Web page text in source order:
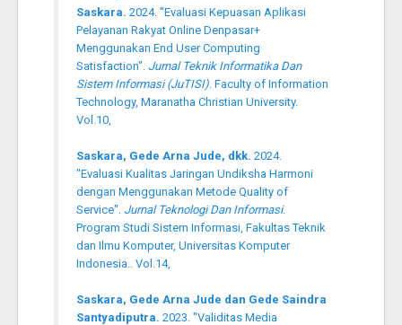
Saskara. 2024. "Evaluasi Kepuasan Aplikasi
Pelayanan Rakyat Online Denpasar+
Menggunakan End User Computing
Satisfaction". Jurnal Teknik Informatika Dan
Sistem Informasi (JuTISI). Faculty of Information
Technology, Maranatha Christian University.
Vol.10,
Saskara, Gede Arna Jude, dkk. 2024.
"Evaluasi Kualitas Jaringan Undiksha Harmoni
dengan Menggunakan Metode Quality of
Service". Jurnal Teknologi Dan Informasi.
Program Studi Sistem Informasi, Fakultas Teknik
dan Ilmu Komputer, Universitas Komputer
Indonesia.. Vol.14,
Saskara, Gede Arna Jude dan Gede Saindra
Santyadiputra. 2023. "Validitas Media